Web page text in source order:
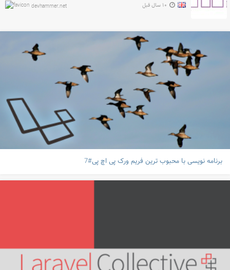
devhammer.net ۱۰ سال قبل
برنامه نویسی با محبوب ترین فریم ورک پی اچ پی#7